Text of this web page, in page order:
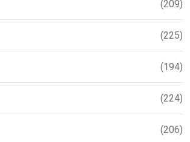
(209)
(225)
(194)
(224)
(206)